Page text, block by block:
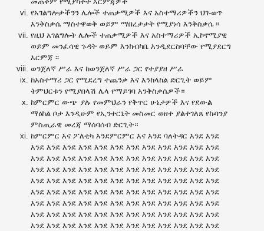
የአገልግሎታችንን ሌሎች ተጠቃሚዎች እና አስተማሪዎችን ህገ-ወጥ
እንቅስቃሴ ማስተዋወቅ ወይም ማበረታታት የሚያነሳ እንቅስቃሴ ፡፡
የዚህ አገልግሎት ሌሎች ተጠቃሚዎች እና አስተማሪዎች ኢኮኖሚያዊ
ወይም መንፈሳዊ ጉዳት ወይም እንክብካቤ እንዲደርስባቸው የሚያደርግ
እርምጃ ፡፡
ወንጀለኛ ሥራ እና ከወንጀለኛ ሥራ ጋር የተያያዘ ሥራ
ከአስተማሪ ጋር የሚደረግ ተጨንቃ እና እንከላከል ድርጊት ወይም
ትምህርቱን የሚያበላሽ ሌላ የማይገባ እንቅስቃሴዎች።
ከምርምር ውጭ ያሉ የመምህራን የቅጥር ሁኔታዎች እና የደውል
ማዕከል ቦታ እንዲሁም የኢንተርኔት መስመር ወዘተ ያልተገለጸ የኩባንያ
ምስጢራዊ መረጃ ማሰባሰብ ድርጊት።
ከምርምር እና ፖለቲካ እንደምርምር እና እንደ ባለትዳር እንደ እንደ
እንደ እንደ እንደ እንደ እንደ እንደ እንደ እንደ እንደ እንደ እንደ እንደ
እንደ እንደ እንደ እንደ እንደ እንደ እንደ እንደ እንደ እንደ እንደ እንደ
እንደ እንደ እንደ እንደ እንደ እንደ እንደ እንደ እንደ እንደ እንደ እንደ
እንደ እንደ እንደ እንደ እንደ እንደ እንደ እንደ እንደ እንደ እንደ እንደ
እንደ እንደ እንደ እንደ እንደ እንደ እንደ እንደ እንደ እንደ እንደ እንደ
እንደ እንደ እንደ እንደ እንደ እንደ እንደ እንደ እንደ እንደ እንደ እንደ
እንደ እንደ እንደ እንደ እንደ እንደ እንደ እንደ እንደ እንደ እንደ እንደ
እንደ እንደ እንደ እንደ እንደ እንደ እንደ እንደ እንደ እንደ እንደ እንደ